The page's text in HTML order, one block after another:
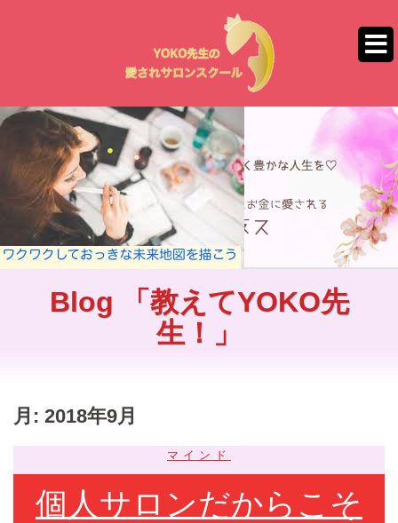
ツ
へ
キ
Blog 「教えてYOKO先
生！」
月: 2018年9月
マインド
個人サロンだからこそ